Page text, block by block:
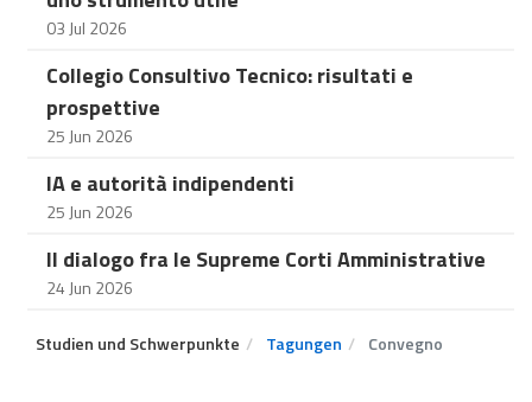
03 Jul 2026
Collegio Consultivo Tecnico: risultati e
prospettive
25 Jun 2026
IA e autorità indipendenti
25 Jun 2026
Il dialogo fra le Supreme Corti Amministrative
24 Jun 2026
Studien und Schwerpunkte Tagungen Convegno